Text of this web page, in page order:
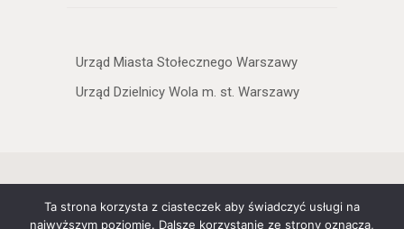
Urząd Miasta Stołecznego Warszawy
Urząd Dzielnicy Wola m. st. Warszawy
Ogólnokształcące Dwujęzyczne im.
Ta strona korzysta z ciasteczek aby świadczyć usługi na
najwyższym poziomie. Dalsze korzystanie ze strony oznacza,